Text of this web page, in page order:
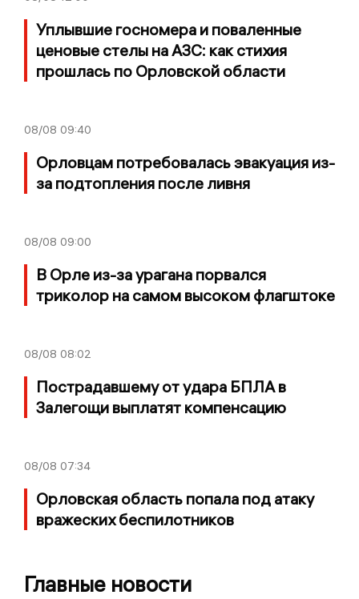
Уплывшие госномера и поваленные
ценовые стелы на АЗС: как стихия
прошлась по Орловской области
08/08 09:40
Орловцам потребовалась эвакуация из-
за подтопления после ливня
08/08 09:00
В Орле из-за урагана порвался
триколор на самом высоком флагштоке
08/08 08:02
Пострадавшему от удара БПЛА в
Залегощи выплатят компенсацию
08/08 07:34
Орловская область попала под атаку
вражеских беспилотников
Главные новости